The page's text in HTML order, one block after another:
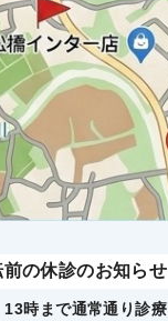
前の休診のお知らせ
13時まで通常通り診療